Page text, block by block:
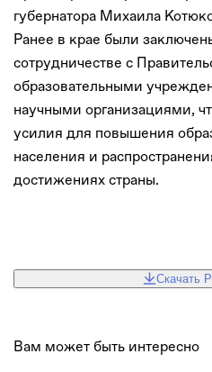
губернатора Михаила
Ранее в крае были
сотрудничестве с
образовательными
научными организациями,
усилия для повышения
населения и
достижениях страны.
Скачать
Вам может быть интересно